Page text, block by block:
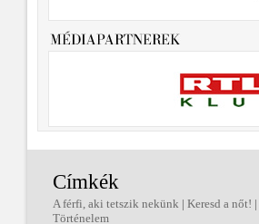
Címkék
A férfi, aki tetszik nekünk | Keresd a nőt! |
Történelem